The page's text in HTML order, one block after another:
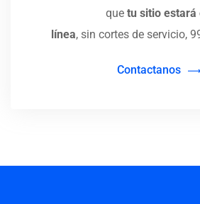
que tu sitio estará
línea, sin cortes de servicio,
Contactanos